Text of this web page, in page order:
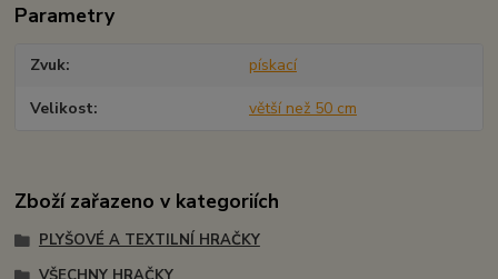
Parametry
Zvuk pískací
Velikost větší než 50 cm
Zboží zařazeno v kategoriích
PLYŠOVÉ A TEXTILNÍ HRAČKY